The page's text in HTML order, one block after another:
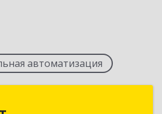
автоматизация